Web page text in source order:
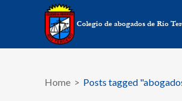
Home > Posts tagged